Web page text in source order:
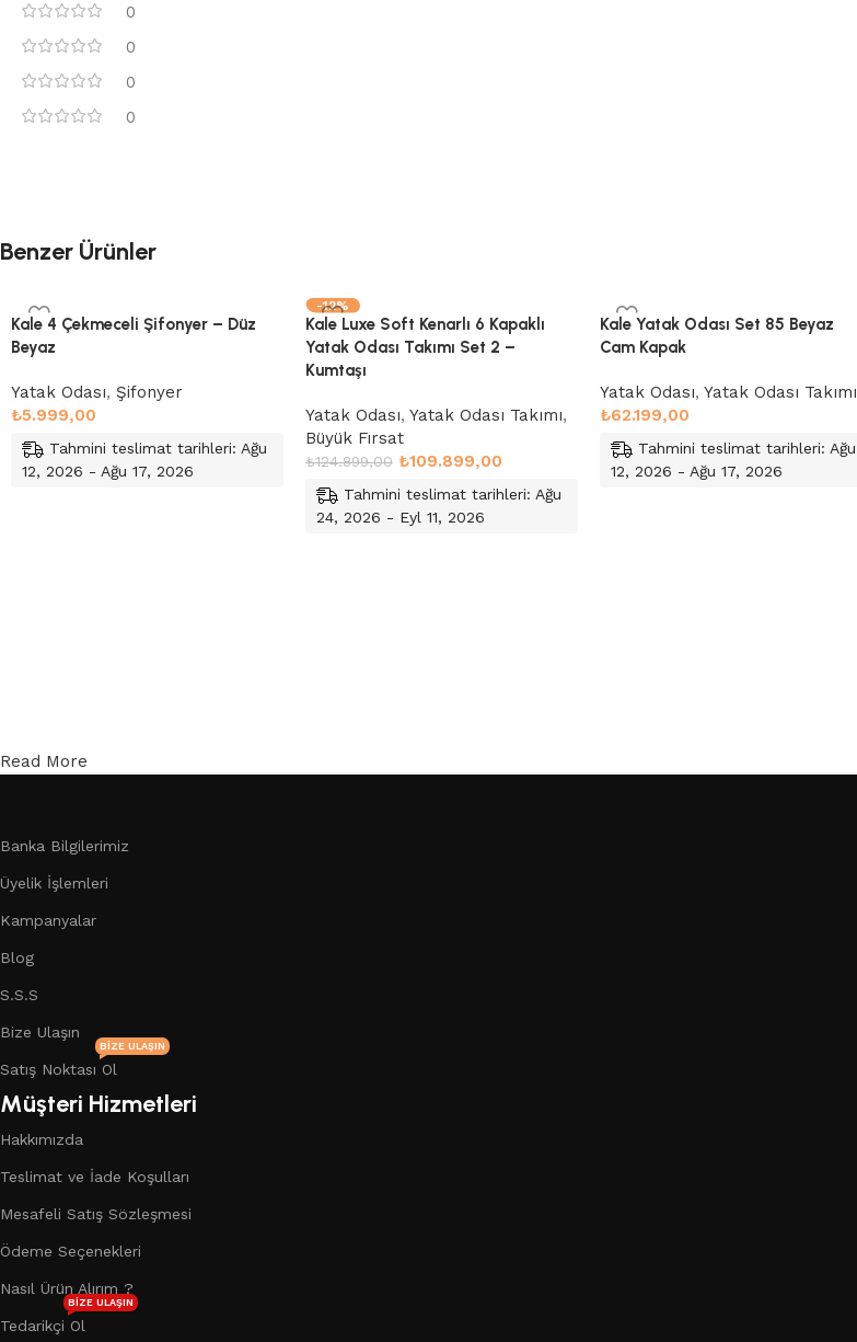
0
0
0
0
Benzer Ürünler
Kale 4 Çekmeceli Şifonyer – Düz
Beyaz
Yatak Odası, Şifonyer
₺5.999,00
Tahmini teslimat tarihleri: Ağu
12, 2026 - Ağu 17, 2026
-12%
Kale Luxe Soft Kenarlı 6 Kapaklı
Yatak Odası Takımı Set 2 –
Kumtaşı
Yatak Odası, Yatak Odası Takımı,
Büyük Fırsat
₺124.899,00 ₺109.899,00
Tahmini teslimat tarihleri: Ağu
24, 2026 - Eyl 11, 2026
Kale Yatak Odası Set 85 Beyaz
Cam Kapak
Yatak Odası, Yatak Odası Takımı
₺62.199,00
Tahmini teslimat tarihleri: Ağu
12, 2026 - Ağu 17, 2026
Read More
Banka Bilgilerimiz
Üyelik İşlemleri
Kampanyalar
Blog
S.S.S
Bize Ulaşın
Satış Noktası Ol
BIZE ULAŞIN
Müşteri Hizmetleri
Hakkımızda
Teslimat ve İade Koşulları
Mesafeli Satış Sözleşmesi
Ödeme Seçenekleri
Nasıl Ürün Alırım ?
Tedarikçi Ol
BIZE ULAŞIN